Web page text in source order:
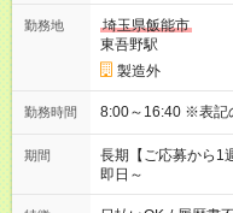
勤務地
埼玉県飯能市
東吾野駅
製造外
勤務時間 8:00～
期間
長期【ご応募から1
即日～